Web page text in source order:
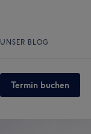
UNSER BLOG
Termin buchen